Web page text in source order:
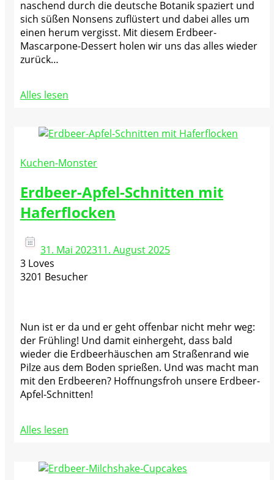
naschend durch die deutsche Botanik spaziert und
sich süßen Nonsens zuflüstert und dabei alles um
einen herum vergisst. Mit diesem Erdbeer-
Mascarpone-Dessert holen wir uns das alles wieder
zurück…
Alles lesen
Kuchen-Monster
Erdbeer-Apfel-Schnitten mit
Haferflocken
31. Mai 202311. August 2025
3 Loves
3201 Besucher
Nun ist er da und er geht offenbar nicht mehr weg:
der Frühling! Und damit einhergeht, dass bald
wieder die Erdbeerhäuschen am Straßenrand wie
Pilze aus dem Boden sprießen. Und was macht man
mit den Erdbeeren? Hoffnungsfroh unsere Erdbeer-
Apfel-Schnitten!
Alles lesen